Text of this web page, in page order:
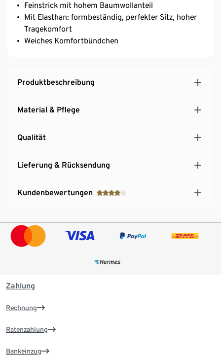
Feinstrick mit hohem Baumwollanteil
Mit Elasthan: formbeständig, perfekter Sitz, hoher
Tragekomfort
Weiches Komfortbündchen
Produktbeschreibung
Material & Pflege
Qualität
Lieferung & Rücksendung
Kundenbewertungen
Zahlung
Rechnung
Ratenzahlung
Bankeinzug